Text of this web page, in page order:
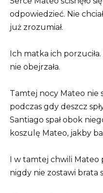
odpowiedzieć. Nie
już zrozumiał.
Ich matka ich
nie obejrzała.
Tamtej nocy Mateo nie
podczas gdy deszcz
Santiago spał obok
koszulę Mateo, jakby
I w tamtej chwili Mateo
nigdy nie zostawi brata